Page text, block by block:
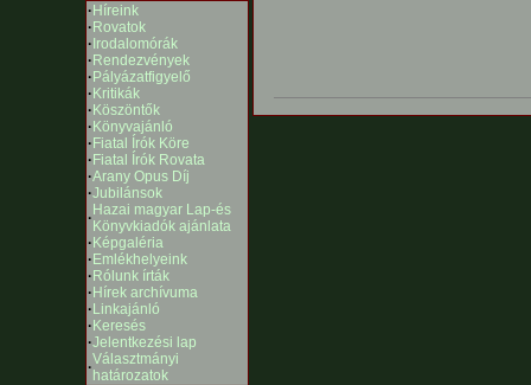
· Híreink
· Rovatok
· Irodalomórák
· Rendezvények
· Pályázatfigyelő
· Kritikák
· Köszöntők
· Könyvajánló
· Fiatal Írók Köre
· Fiatal Írók Rovata
·Arany Opus Díj
·Jubilánsok
· Hazai magyar Lap-és
Könyvkiadók ajánlata
· Képgaléria
· Emlékhelyeink
· Rólunk írták
· Hírek archívuma
· Linkajánló
· Keresés
·Jelentkezési lap
·Választmányi
határozatok